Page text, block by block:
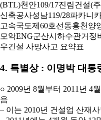
(BTL)천안109/17진림건설(
신축공사성남119/28파카니
고속국도제60호선동홍천양
모악ENG군산시하수관거정
우건설 사망사고 요약표
4. 특별상 : 이명박 대통
○ 2009년 8월부터 2011년 4
음
– 이는 2010년 건설업 산재